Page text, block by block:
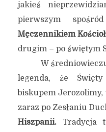
jakieś
pierwszym
Męczennikiem
drugim – po świętym
W
legenda, że
biskupem Jerozolimy,
zaraz po Zesłaniu
Hiszpanii.Tradycja